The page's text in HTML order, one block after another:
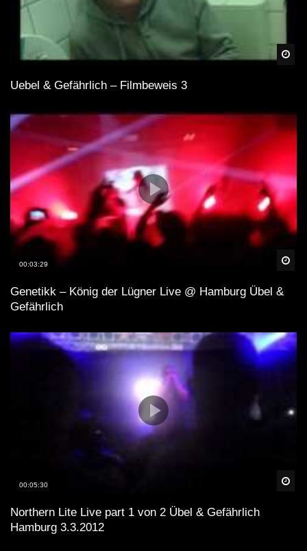
Uebel & Gefährlich – Filmbeweis 3
00:03:29
Genetikk – König der Lügner Live @ Hamburg Übel &
Gefährlich
00:05:30
Northern Lite Live part 1 von 2 Übel & Gefährlich
Hamburg 3.3.2012